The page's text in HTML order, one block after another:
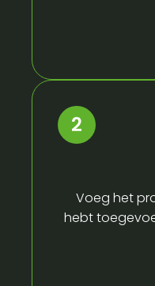
Voeg het
hebt